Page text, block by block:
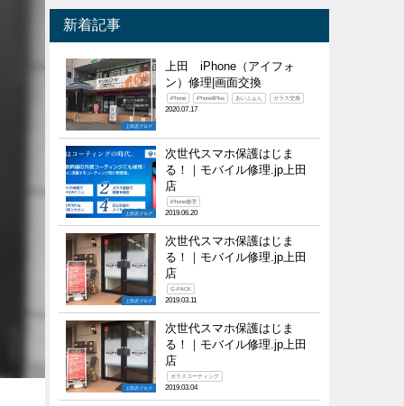
新着記事
上田店ブログ
上田 iPhone（アイフォ
ン）修理|画面交換
iPhone iPhone8Plus あいふぉん ガラス交換
2020.07.17
上田店ブログ
次世代スマホ保護はじま
る！｜モバイル修理.jp上田
店
iPhone修理
2019.06.20
上田店ブログ
次世代スマホ保護はじま
る！｜モバイル修理.jp上田
店
G-PACK
2019.03.11
上田店ブログ
次世代スマホ保護はじま
る！｜モバイル修理.jp上田
店
ガラスコーティング
2019.03.04